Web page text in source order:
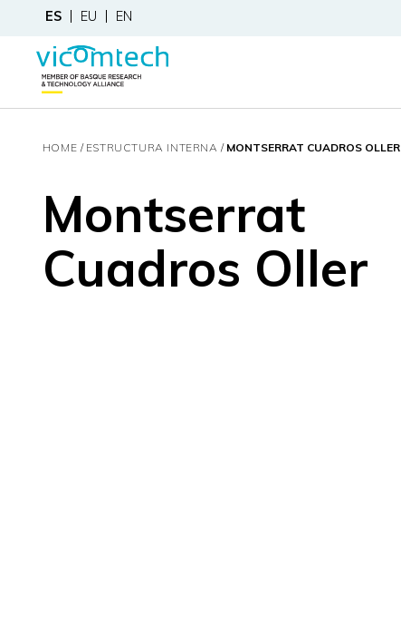
ES EU EN
HOME ESTRUCTURA INTERNA MONTSERRAT CUADROS OLLER
Montserrat
Cuadros Oller